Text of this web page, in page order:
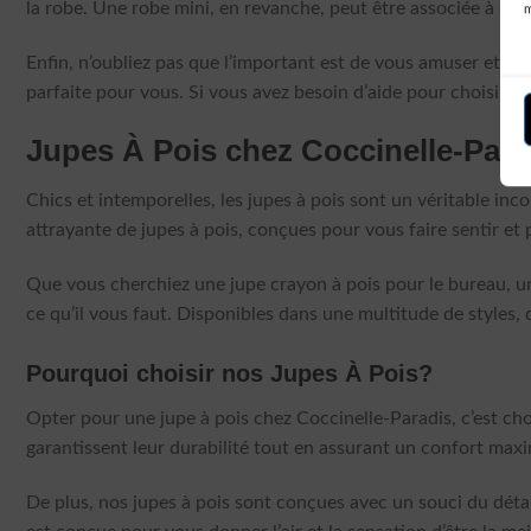
la robe. Une robe mini, en revanche, peut être associée à
Enfin, n’oubliez pas que l’important est de vous amuser et
parfaite pour vous. Si vous avez besoin d’aide pour choisir
Jupes À Pois chez Coccinelle-
Chics et intemporelles, les jupes à pois sont un véritable
attrayante de jupes à pois, conçues pour vous faire sentir et
Que vous cherchiez une jupe crayon à pois pour le bureau,
ce qu’il vous faut. Disponibles dans une multitude de
Pourquoi choisir nos Jupes À Pois?
Opter pour une jupe à pois chez Coccinelle-Paradis, c’est
garantissent leur durabilité tout en assurant un confort
De plus, nos jupes à pois sont conçues avec un souci du